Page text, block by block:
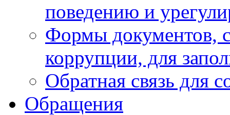
поведению и
Формы документов,
коррупции, для
Обратная связь для
Обращения